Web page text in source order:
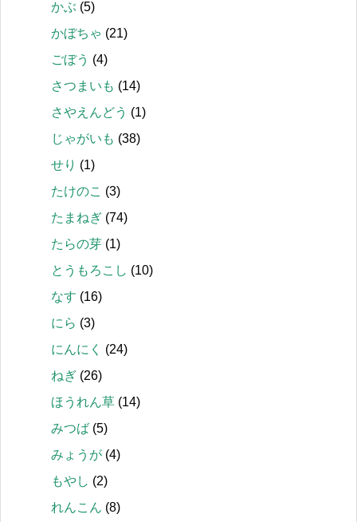
かぶ (5)
かぼちゃ (21)
ごぼう (4)
さつまいも (14)
さやえんどう (1)
じゃがいも (38)
せり (1)
たけのこ (3)
たまねぎ (74)
たらの芽 (1)
とうもろこし (10)
なす (16)
にら (3)
にんにく
(24)
ねぎ (26)
ほうれん草 (14)
みつば (5)
みょうが (4)
もやし (2)
れんこん (8)